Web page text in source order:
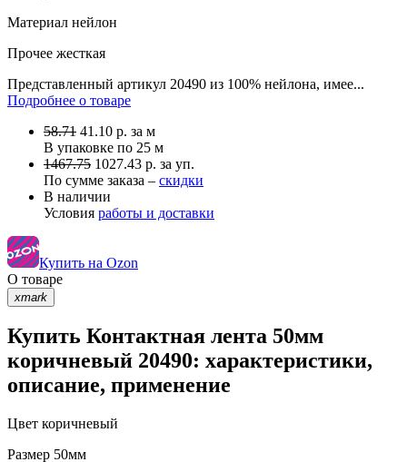
Материал нейлон
Прочее жесткая
Представленный артикул 20490 из 100% нейлона, имее...
Подробнее о товаре
58.71 41.10 р. за м
В упаковке по 25 м
1467.75 1027.43 р. за уп.
По сумме заказа – скидки
В наличии
Условия работы и доставки
Купить на Ozon
О товаре
xmark
Купить Контактная лента 50мм
коричневый 20490: характеристики,
описание, применение
Цвет коричневый
Размер 50мм